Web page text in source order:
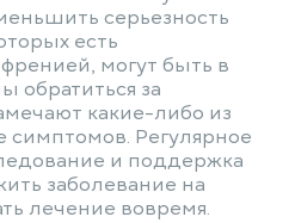
серьезность
есть
могут быть в
обратиться за
какие-либо из
Регулярное
и поддержка
заболевание на
лечение вовремя.